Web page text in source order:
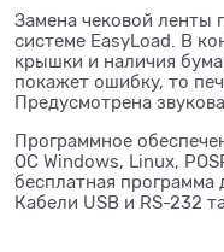
Замена чековой ленты
системе EasyLoad. В
крышки и наличия
покажет ошибку, то
Предусмотрена
Программное
ОС Windows, Linux,
бесплатная программа
Кабели USB и RS-232